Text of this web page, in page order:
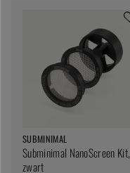
SUBMINIMAL
Subminimal NanoScreen Kit,
zwart